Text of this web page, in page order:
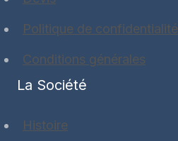
Politique de confidentialité
Conditions générales
La Société
Histoire